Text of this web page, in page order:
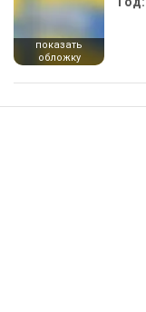
показать
обложку